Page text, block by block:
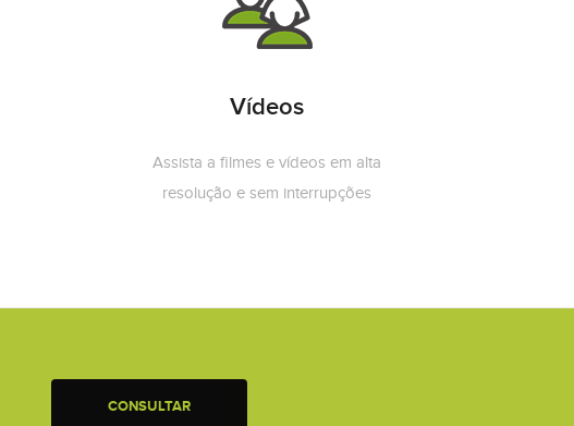
Vídeos
Assista a filmes e vídeos em alta
resolução e sem interrupções
CONSULTAR